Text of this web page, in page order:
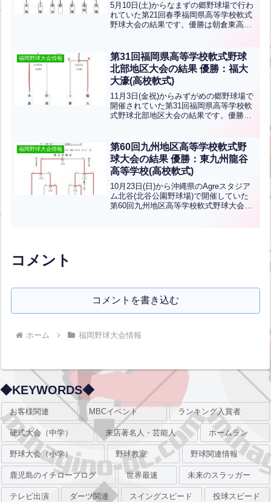
5月10日(土)からなまずの郷野球場で行わ
れていた第21回春季福岡県高等学校軟式
野球大会の結果です。優勝は朝倉東高
福岡野球大会情報
第31回福岡県高等学校軟式野球
北部地区大会の結果 優勝：福大
大濠(高校軟式)
11月3日(金祝)からみずがめの郷野球場で
開催されていた第31回福岡県高等学校軟
式野球北部地区大会の結果です。優勝は
真高校が出場しました。
福岡野球大会情報
第60回九州地区高等学校軟式野
球大会の結果 優勝：東九州龍谷
高等学校(高校軟式)
10月23日(日)から沖縄県のAgreスタジア
ム北谷(北谷公園野球場)で開催していた
第60回九州地区高等学校軟式野球大会の
コメント
コメントを書き込む
ホーム 福岡野球大会情報
◆KEYWORDS◆
お客様関連 MBCイベント ランキング入賞者
硬式大会（中学） 来店著名人・芸能人 ホームラン
野球大会（小学） 野球教室 野球関連情報
鹿児島のイチローブログ 世界最速 未来のスラッガー
テレビ出演 ダーツ関連 スイングスピード 投球スピード